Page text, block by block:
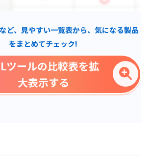
ど、見やすい一覧表から、気になる製品
をまとめてチェック!
ツールの比較表を拡
大表示する